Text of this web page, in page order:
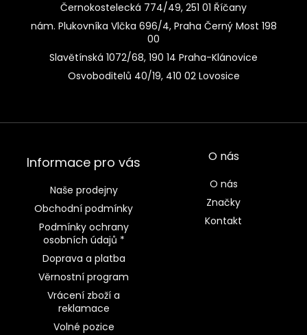
Černokostelecká 774/49, 251 01 Říčany
nám. Plukovníka Vlčka 696/4, Praha Černý Most 198
00
Slavětínská 1072/68, 190 14 Praha-Klánovice
Osvoboditelů 40/19, 410 02 Lovosice
Informace pro vás
Naše prodejny
Obchodní podmínky
Podmínky ochrany
osobních údajů *
Doprava a platba
Věrnostní program
Vrácení zboží a
reklamace
Volné pozice
O nás
O nás
Značky
Kontakt